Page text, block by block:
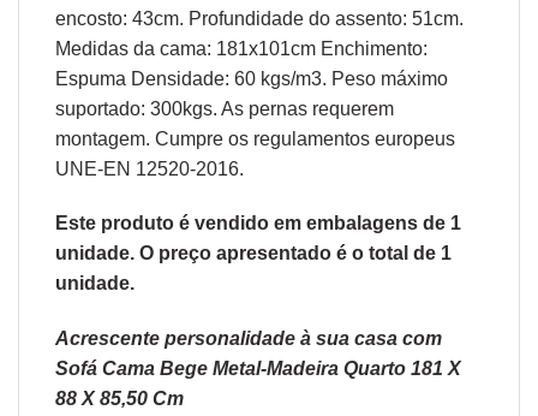
encosto: 43cm. Profundidade do assento: 51cm.
Medidas da cama: 181x101cm Enchimento:
Espuma Densidade: 60 kgs/m3. Peso máximo
suportado: 300kgs. As pernas requerem
montagem. Cumpre os regulamentos europeus
UNE-EN 12520-2016.
Este produto é vendido em embalagens de 1
unidade. O preço apresentado é o total de 1
unidade.
Acrescente personalidade à sua casa com
Sofá Cama Bege Metal-Madeira Quarto 181 X
88 X 85,50 Cm